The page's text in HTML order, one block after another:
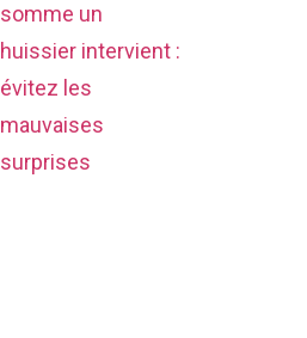
somme un
huissier intervient :
évitez les
mauvaises
surprises